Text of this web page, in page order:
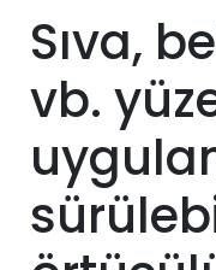
Sıva,
vb.